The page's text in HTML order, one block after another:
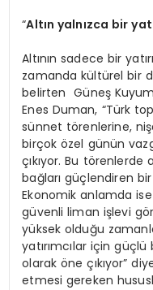
“Altın yalnızca bir
Altının sadece bir
zamanda kültürel bir
belirten Güneş
Enes Duman, “Türk
sünnet törenlerine,
birçok özel günün
çıkıyor. Bu
bağları güçlendiren
Ekonomik anlamda
güvenli liman işlevi
yüksek olduğu
yatırımcılar için
olarak öne çıkıyor”
etmesi gereken